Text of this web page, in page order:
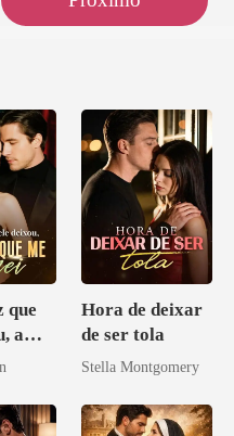
que
a
me
Hora de deixar
de ser tola
Stella Montgomery